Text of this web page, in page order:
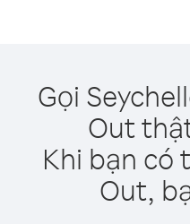
Gọi
Out
Khi bạn có
Out,